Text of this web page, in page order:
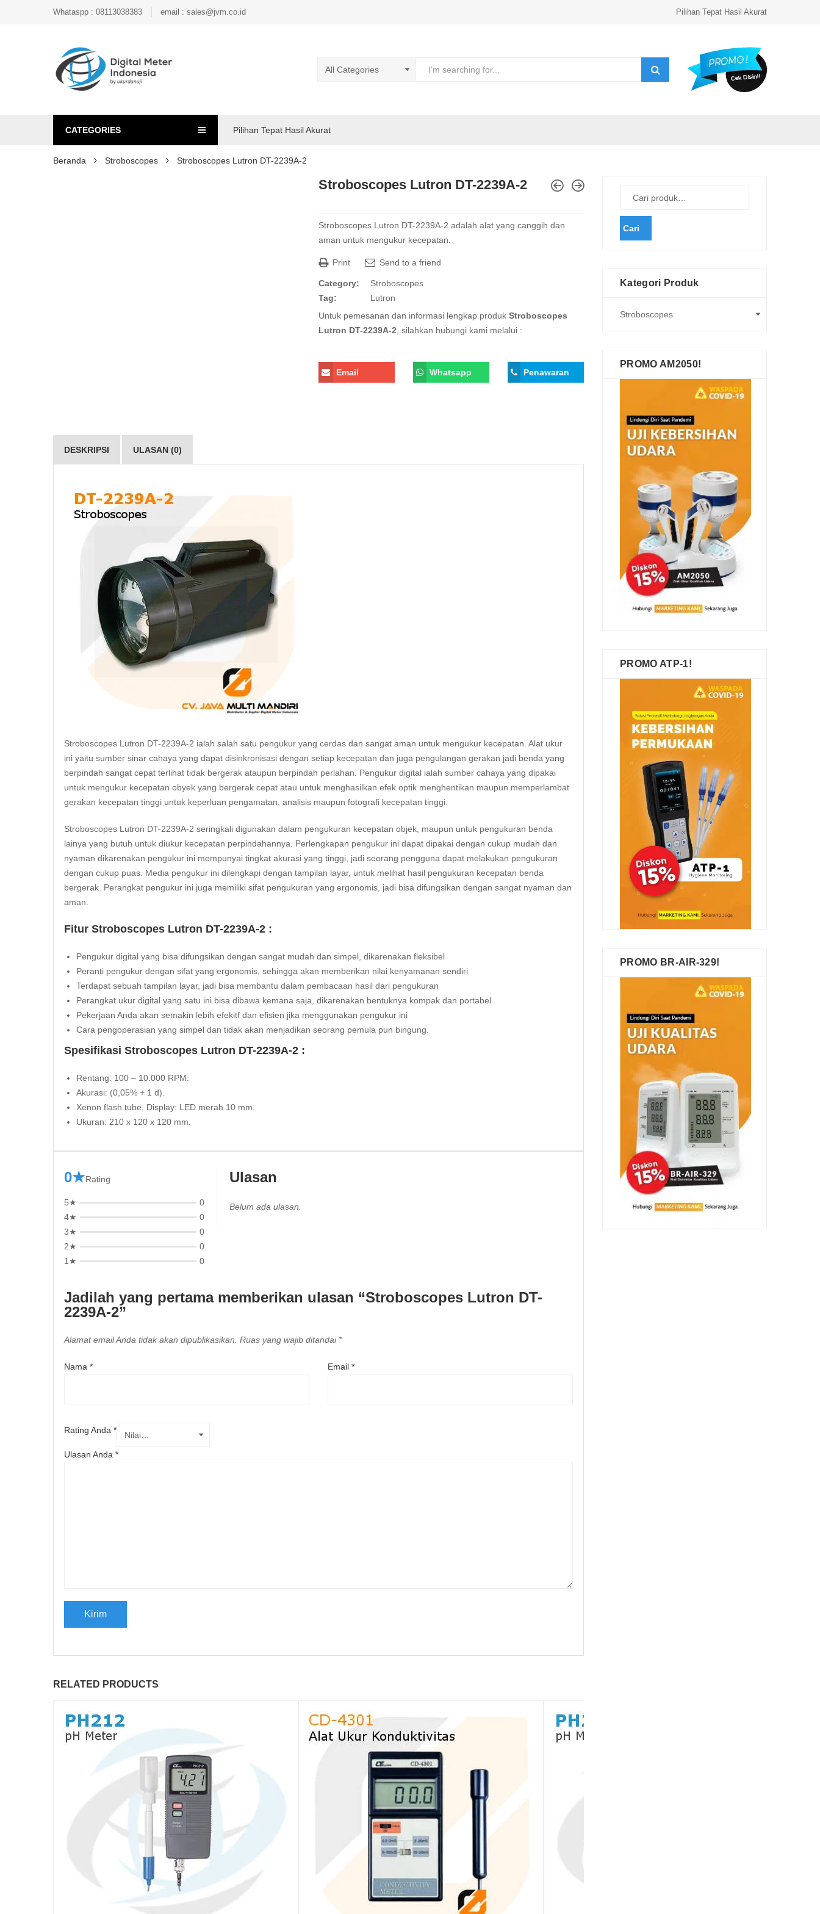
Whataspp : 08113038383 email : sales@jvm.co.id Pilihan Tepat Hasil Akurat
CATEGORIES Pilihan Tepat Hasil Akurat
Beranda Stroboscopes Stroboscopes Lutron DT-2239A-2
Stroboscopes Lutron DT-2239A-2
Stroboscopes Lutron DT-2239A-2 adalah alat yang canggih dan
aman untuk mengukur kecepatan.
Print Send to a friend
Category:
Stroboscopes
Tag:
Lutron
Untuk pemesanan dan informasi lengkap produk Stroboscopes
Lutron DT-2239A-2 , silahkan hubungi kami melalui :
Email Whatsapp Penawaran
DESKRIPSI ULASAN (0)
Stroboscopes Lutron DT-2239A-2 ialah salah satu pengukur yang cerdas dan sangat aman untuk mengukur kecepatan. Alat ukur
ini yaitu sumber sinar cahaya yang dapat disinkronisasi dengan setiap kecepatan dan juga pengulangan gerakan jadi benda yang
berpindah sangat cepat terlihat tidak bergerak ataupun berpindah perlahan. Pengukur digital ialah sumber cahaya yang dipakai
untuk mengukur kecepatan obyek yang bergerak cepat atau untuk menghasilkan efek optik menghentikan maupun memperlambat
gerakan kecepatan tinggi untuk keperluan pengamatan, analisis maupun fotografi kecepatan tinggi.
Stroboscopes Lutron DT-2239A-2 seringkali digunakan dalam pengukuran kecepatan objek, maupun untuk pengukuran benda
lainya yang butuh untuk diukur kecepatan perpindahannya. Perlengkapan pengukur ini dapat dipakai dengan cukup mudah dan
nyaman dikarenakan pengukur ini mempunyai tingkat akurasi yang tinggi, jadi seorang pengguna dapat melakukan pengukuran
dengan cukup puas. Media pengukur ini dilengkapi dengan tampilan layar, untuk melihat hasil pengukuran kecepatan benda
bergerak. Perangkat pengukur ini juga memiliki sifat pengukuran yang ergonomis, jadi bisa difungsikan dengan sangat nyaman dan
aman.
Fitur Stroboscopes Lutron DT-2239A-2 :
Pengukur digital yang bisa difungsikan dengan sangat mudah dan simpel, dikarenakan fleksibel
Peranti pengukur dengan sifat yang ergonomis, sehingga akan memberikan nilai kenyamanan sendiri
Terdapat sebuah tampilan layar, jadi bisa membantu dalam pembacaan hasil dari pengukuran
Perangkat ukur digital yang satu ini bisa dibawa kemana saja, dikarenakan bentuknya kompak dan portabel
Pekerjaan Anda akan semakin lebih efekitf dan efisien jika menggunakan pengukur ini
Cara pengoperasian yang simpel dan tidak akan menjadikan seorang pemula pun bingung.
Spesifikasi Stroboscopes Lutron DT-2239A-2 :
Rentang: 100 – 10.000 RPM.
Akurasi: (0,05% + 1 d).
Xenon flash tube, Display: LED merah 10 mm.
Ukuran: 210 x 120 x 120 mm.
0★Rating
5★
0
4★
0
3★
0
2★
0
1★
0
Ulasan
Belum ada ulasan.
Jadilah yang pertama memberikan ulasan “Stroboscopes Lutron DT-
2239A-2”
Alamat email Anda tidak akan dipublikasikan. Ruas yang wajib ditandai *
Nama * Email *
Rating Anda *
Ulasan Anda *
RELATED PRODUCTS
Cari
Kategori Produk
PROMO AM2050!
PROMO ATP-1!
PROMO BR-AIR-329!